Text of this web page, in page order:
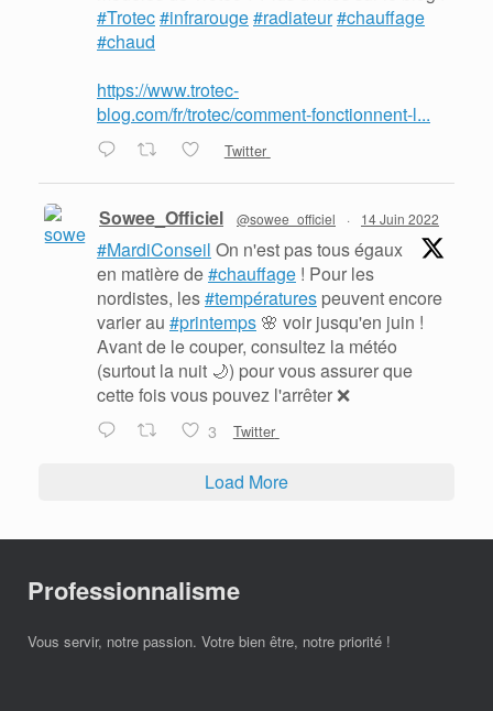
#Trotec#infrarouge#radiateur#chauffage
#chaud
https://www.trotec-
blog.com/fr/trotec/comment-fonctionnent-l...
Twitter
Sowee_Officiel @sowee_officiel · 14 Juin 2022
#MardiConseil On n'est pas tous égaux
en matière de#chauffage ! Pour les
nordistes, les#températures peuvent encore
varier au #printemps 🌸 voir jusqu'en juin !
Avant de le couper, consultez la météo
(surtout la nuit 🌙) pour vous assurer que
cette fois vous pouvez l'arrêter ❌
3 Twitter
Load More
Professionnalisme
Vous servir, notre passion. Votre bien être, notre priorité !